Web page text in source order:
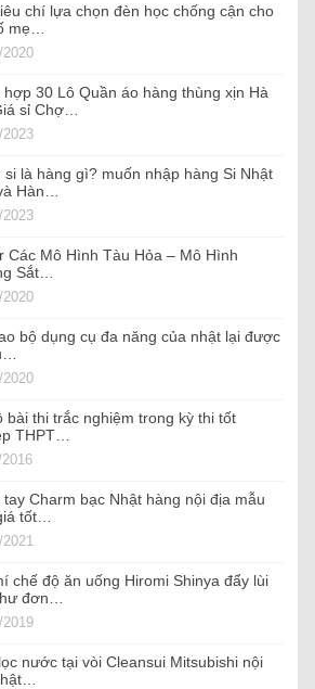
chí lựa chọn đèn học chống cận cho
mẹ…
2020
hợp 30 Lô Quần áo hàng thùng xịn Hà
sỉ Chợ…
2023
si là hàng gì? muốn nhập hàng Si Nhật
Hàn…
2023
Các Mô Hình Tàu Hỏa – Mô Hình
Sắt…
bộ dụng cụ đa năng của nhật lại được
2020
bài thi trắc nghiệm trong kỳ thi tốt
THPT…
tay Charm bạc Nhật hàng nội địa mẫu
tốt…
chế độ ăn uống Hiromi Shinya đẩy lùi
đơn…
2019
nước tại vòi Cleansui Mitsubishi nội